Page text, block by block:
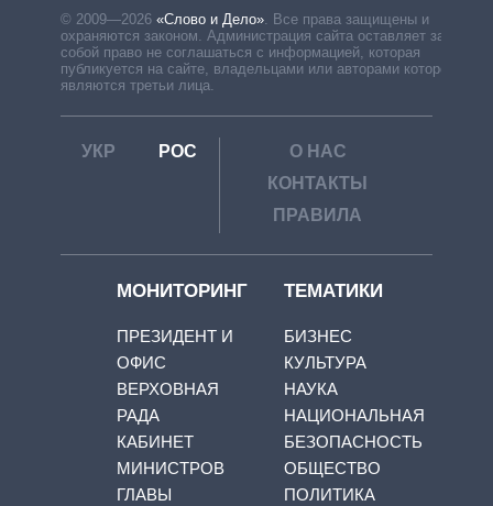
© 2009—2026 «Слово и Дело». Все права защищены и
охраняются законом. Администрация сайта оставляет за
собой право не соглашаться с информацией, которая
публикуется на сайте, владельцами или авторами которой
являются третьи лица.
УКР РОС
О НАС
КОНТАКТЫ
ПРАВИЛА
МОНИТОРИНГ
ПРЕЗИДЕНТ И
ОФИС
ВЕРХОВНАЯ
РАДА
КАБИНЕТ
МИНИСТРОВ
ГЛАВЫ
ТЕМАТИКИ
БИЗНЕС
КУЛЬТУРА
НАУКА
НАЦИОНАЛЬНАЯ
БЕЗОПАСНОСТЬ
ОБЩЕСТВО
ПОЛИТИКА